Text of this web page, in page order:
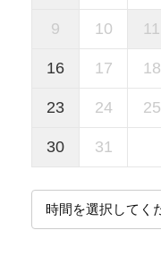
9 10 11
16 17 18
23 24 25
30 31